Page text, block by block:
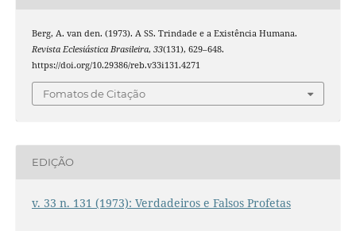
Berg, A. van den. (1973). A SS. Trindade e a Existência Humana.
Revista Eclesiástica Brasileira, 33(131), 629–648.
https://doi.org/10.29386/reb.v33i131.4271
Fomatos de Citação
EDIÇÃO
v. 33 n. 131 (1973): Verdadeiros e Falsos Profetas